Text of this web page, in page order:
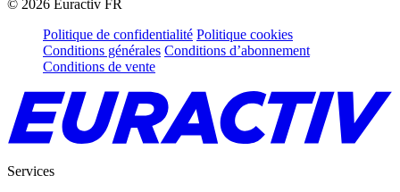
© 2026 Euractiv FR
Politique de confidentialité Politique cookies
Conditions générales Conditions d’abonnement
Conditions de vente
Services